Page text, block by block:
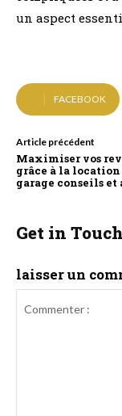
un aspect
FACEBOOK
Article précédent
Maximiser vos
grâce à la location
garage conseils et
Get in Touch
laisser un